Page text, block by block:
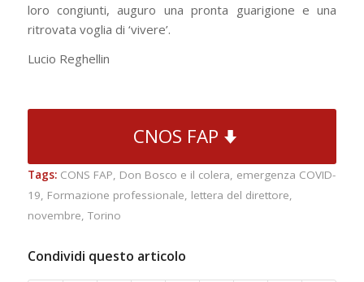
loro congiunti, auguro una pronta guarigione e una
ritrovata voglia di ‘vivere’.
Lucio Reghellin
CNOS FAP
Tags: CONS FAP, Don Bosco e il colera, emergenza COVID-
19, Formazione professionale, lettera del direttore,
novembre, Torino
Condividi questo articolo